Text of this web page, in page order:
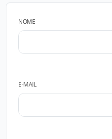
NOME
E-MAIL